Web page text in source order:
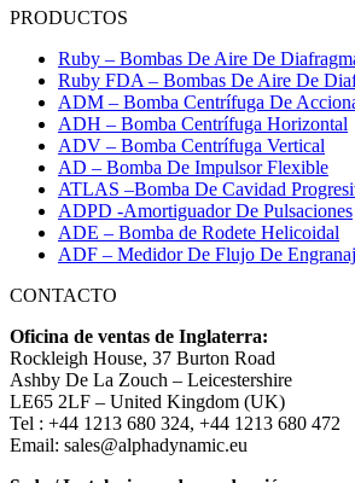
PRODUCTOS
Ruby – Bombas De Aire De
Ruby FDA – Bombas De Aire De
ADM – Bomba Centrífuga De
ADH – Bomba Centrífuga Horizontal
ADV – Bomba Centrífuga Vertical
AD – Bomba De Impulsor Flexible
ATLAS –Bomba De Cavidad
ADPD -Amortiguador De Pulsaciones
ADE – Bomba de Rodete Helicoidal
ADF – Medidor De Flujo De
CONTACTO
Oficina de ventas de Inglaterra:
Rockleigh House, 37 Burton Road
Ashby De La Zouch – Leicestershire
LE65 2LF – United Kingdom (UK)
Tel : +44 1213 680 324, +44 1213 680 472
Email: sales@alphadynamic.eu